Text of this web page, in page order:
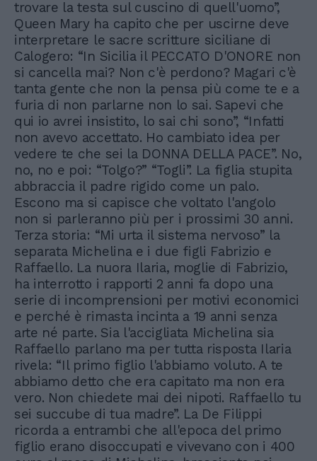
trovare la testa sul cuscino di quell'uomo”,
Queen Mary ha capito che per uscirne deve
interpretare le sacre scritture siciliane di
Calogero: “In Sicilia il PECCATO D'ONORE non
si cancella mai? Non c'è perdono? Magari c'è
tanta gente che non la pensa più come te e a
furia di non parlarne non lo sai. Sapevi che
qui io avrei insistito, lo sai chi sono”, “Infatti
non avevo accettato. Ho cambiato idea per
vedere te che sei la DONNA DELLA PACE”. No,
no, no e poi: “Tolgo?” “Togli”. La figlia stupita
abbraccia il padre rigido come un palo.
Escono ma si capisce che voltato l'angolo
non si parleranno più per i prossimi 30 anni.
Terza storia: “Mi urta il sistema nervoso” la
separata Michelina e i due figli Fabrizio e
Raffaello. La nuora Ilaria, moglie di Fabrizio,
ha interrotto i rapporti 2 anni fa dopo una
serie di incomprensioni per motivi economici
e perché è rimasta incinta a 19 anni senza
arte né parte. Sia l'accigliata Michelina sia
Raffaello parlano ma per tutta risposta Ilaria
rivela: “Il primo figlio l'abbiamo voluto. A te
abbiamo detto che era capitato ma non era
vero. Non chiedete mai dei nipoti. Raffaello tu
sei succube di tua madre”. La De Filippi
ricorda a entrambi che all'epoca del primo
figlio erano disoccupati e vivevano con i 400